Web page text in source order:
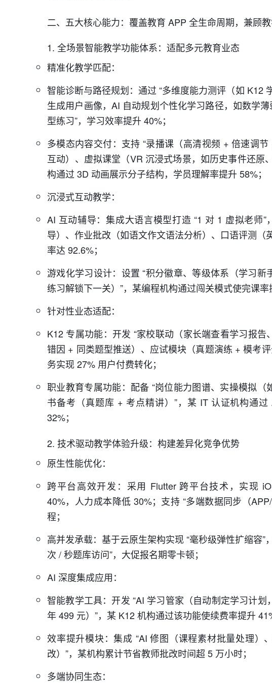
二、五大核心能力：覆盖教育 APP 全生命周期，兼顾
1. 全场景智能教学功能体系：适配多元教育业态
精准化教学匹配：
智能诊断与路径规划：通过 “多维度能力测评（如 K12
生成用户画像，AI 自动规划个性化学习路径，如数学
型练习”，学习效率提升 40%；
多模态内容交付：支持 “录播课（高清视频 + 倍速调
互动）、虚拟课堂（VR 沉浸式场景，如历史事件还原
构通过 3D 动画展示分子结构，学员理解率提升 58%；
沉浸式互动教学：
AI 互动辅导：集成大语言模型打造 “1 对 1 虚拟老师
导）、作业批改（如语文作文语法分析）、口语评测（
率达 92.6%；
游戏化学习设计：设置 “积分徽章、等级体系（学习
练习解锁下一关）”，某编程机构通过闯关模式使完课率
针对性业态适配：
K12 专属功能：开发 “家校联动（家长端查看学习报
错因 + 同类题型推送）、应试模块（真题演练 + 模考
务实现 27% 用户付费转化；
职业教育专属功能：配备 “岗位能力图谱、实操模拟
书备考（真题库 + 考点精讲）”，某 IT 认证机构通
32%；
2. 技术驱动教学体验升级：构建差异化竞争优势
原生性能优化：
跨平台高效开发：采用 Flutter 跨平台技术，实现
40%，人力成本降低 30%；支持 “多端数据同步（
程；
高并发承载：基于云原生架构实现 “毫秒级弹性扩缩容”
次 / 秒题库访问”，大促报名期零卡顿；
AI 深度集成应用：
智能教学工具：开发 “AI 学习管家（自动制定学习计
年 499 元）”，某 K12 机构通过该功能使续费率提升
效率提升模块：集成 “AI 修图（课程素材批量处理）
改）”，某机构累计节省教师批改时间超 5 万小时；
多端协同生态：